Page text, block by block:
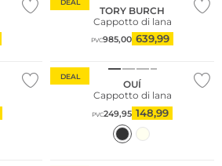
DEAL
TORY BURCH
Cappotto di lana
PVC985,00 639,99
DEAL
OUÍ
Cappotto di lana
PVC249,95 148,99